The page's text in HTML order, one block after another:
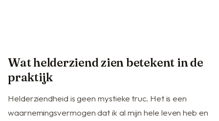
Wat helderziend zien betekent in de
praktijk
Helderziendheid is geen mystieke truc. Het is een
waarnemingsvermogen dat ik al mijn hele leven heb en